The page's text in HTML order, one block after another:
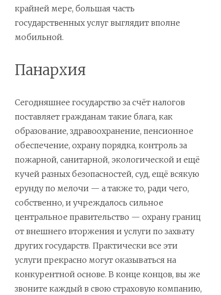
крайней мере, большая часть
государственных услуг выглядит вполне
мобильной.
Панархия
Сегодняшнее государство за счёт налогов
поставляет гражданам такие блага, как
образование, здравоохранение, пенсионное
обеспечение, охрану порядка, контроль за
пожарной, санитарной, экологической и ещё
кучей разных безопасностей, суд, ещё всякую
ерунду по мелочи — а также то, ради чего,
собственно, и учреждалось сильное
центральное правительство — охрану границ
от внешнего вторжения и услуги по захвату
других государств. Практически все эти
услуги прекрасно могут оказываться на
конкурентной основе. В конце концов, вы же
звоните каждый в свою страховую компанию,